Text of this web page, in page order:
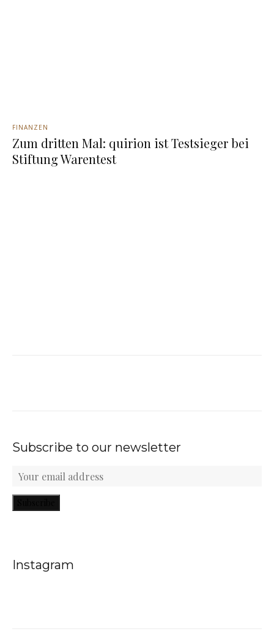
FINANZEN
Zum dritten Mal: quirion ist Testsieger bei
Stiftung Warentest
Subscribe to our newsletter
Instagram